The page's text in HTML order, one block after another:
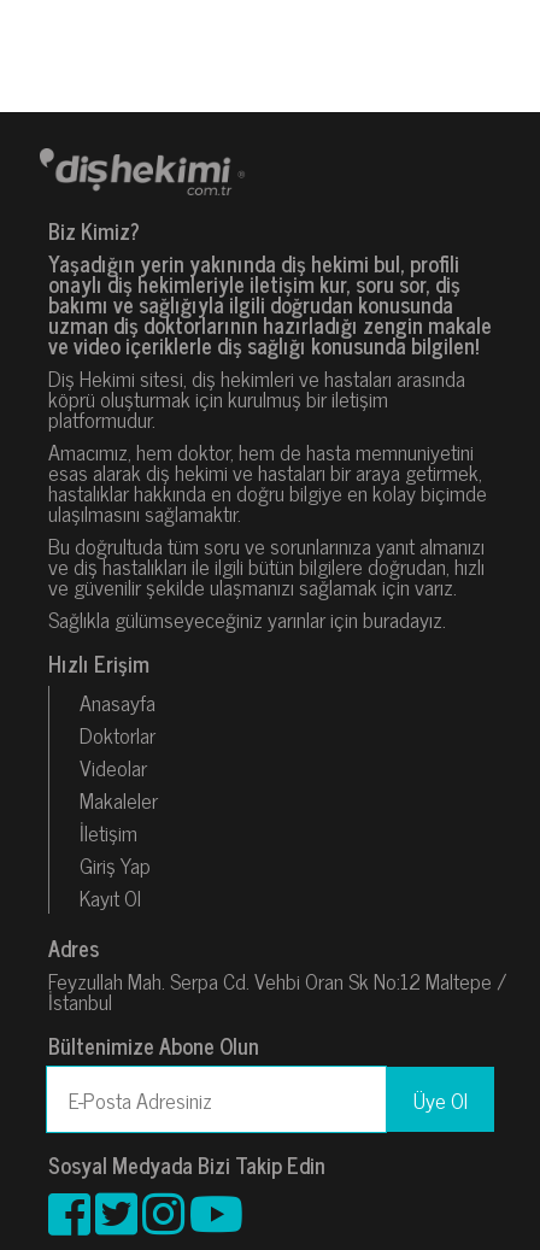
Biz Kimiz?
Yaşadığın yerin yakınında diş hekimi bul, profili
onaylı diş hekimleriyle iletişim kur, soru sor, diş
bakımı ve sağlığıyla ilgili doğrudan konusunda
uzman diş doktorlarının hazırladığı zengin makale
ve video içeriklerle diş sağlığı konusunda bilgilen!
Diş Hekimi sitesi, diş hekimleri ve hastaları arasında
köprü oluşturmak için kurulmuş bir iletişim
platformudur.
Amacımız, hem doktor, hem de hasta memnuniyetini
esas alarak diş hekimi ve hastaları bir araya getirmek,
hastalıklar hakkında en doğru bilgiye en kolay biçimde
ulaşılmasını sağlamaktır.
Bu doğrultuda tüm soru ve sorunlarınıza yanıt almanızı
ve diş hastalıkları ile ilgili bütün bilgilere doğrudan, hızlı
ve güvenilir şekilde ulaşmanızı sağlamak için varız.
Sağlıkla gülümseyeceğiniz yarınlar için buradayız.
Hızlı Erişim
Anasayfa
Doktorlar
Videolar
Makaleler
İletişim
Giriş Yap
Kayıt Ol
Adres
Feyzullah Mah. Serpa Cd. Vehbi Oran Sk No:12 Maltepe /
İstanbul
Bültenimize Abone Olun
Sosyal Medyada Bizi Takip Edin